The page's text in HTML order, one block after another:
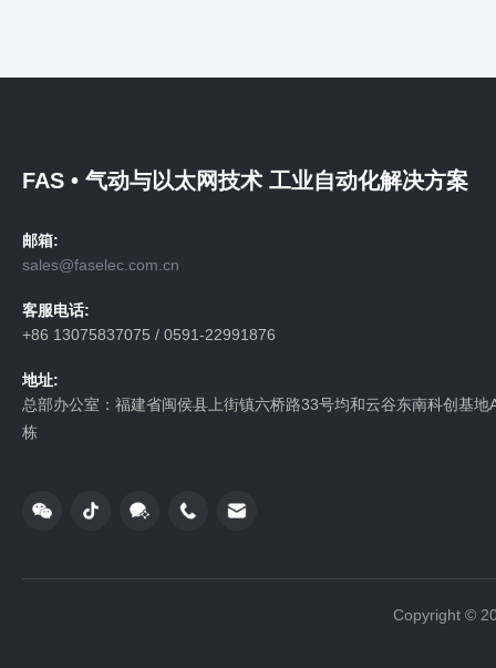
FAS • 气动与以太网技术 工业自动化解决方案
邮箱:
sales@faselec.com.cn
客服电话:
+86 13075837075 / 0591-22991876
地址:
总部办公室：福建省闽侯县上街镇六桥路33号均和云谷东南科创基地
栋
Copyright ©